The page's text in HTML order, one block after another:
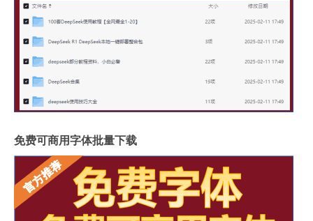
免费可商用字体批量下载